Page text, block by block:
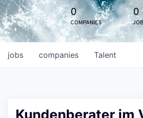
0
COMPANIES
0
jobs companies Talent
Kundenberater im